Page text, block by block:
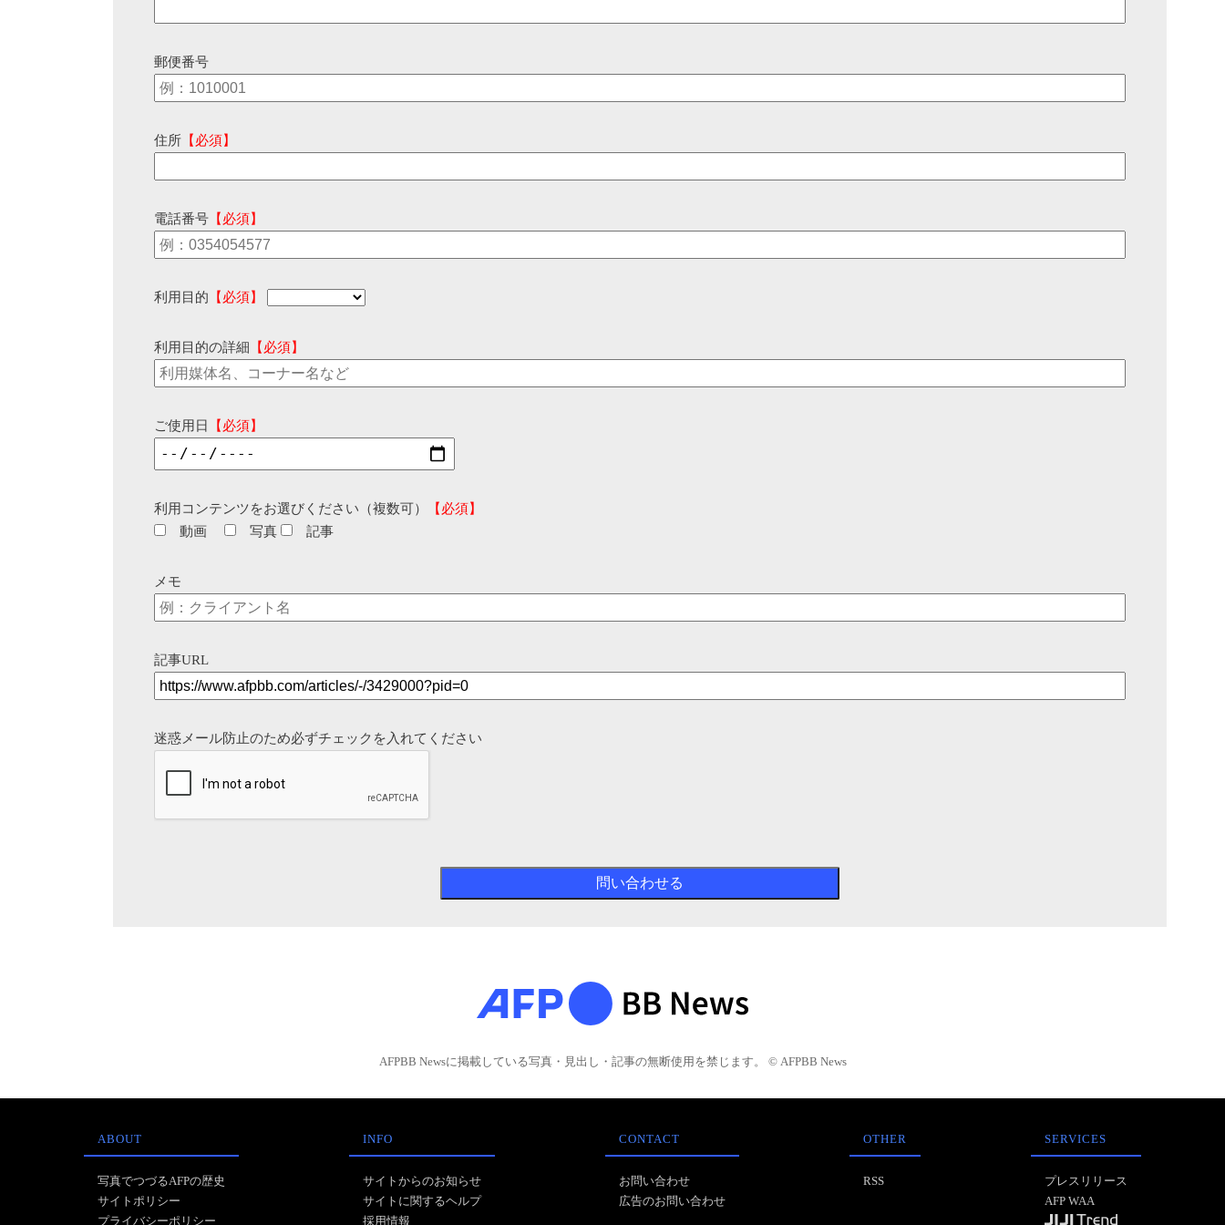
郵便番号
住所 【必須】
電話番号 【必須】
利用目的 【必須】
利用目的の詳細 【必須】
ご使用日 【必須】
利用コンテンツをお選びください（複数可）
【必須】
動画
写真 記事
メモ
記事URL
迷惑メール防止のため必ずチェックを入れてください
AFPBB Newsに掲載している写真・見出し・記事の無断使用を禁じます。 © AFPBB News
ABOUT
写真でつづるAFPの歴史
サイトポリシー
プライバシーポリシー
INFO
サイトからのお知らせ
サイトに関するヘルプ
採用情報
CONTACT
お問い合わせ
広告のお問い合わせ
OTHER
RSS
SERVICES
プレスリリース
AFP WAA